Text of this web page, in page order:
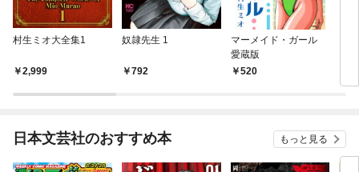
村生ミオ大全集1
2,999
奴隷先生 1
792
マーメイド・ガール
愛蔵版
520
日本文芸社のおすすめ本 もっと見る